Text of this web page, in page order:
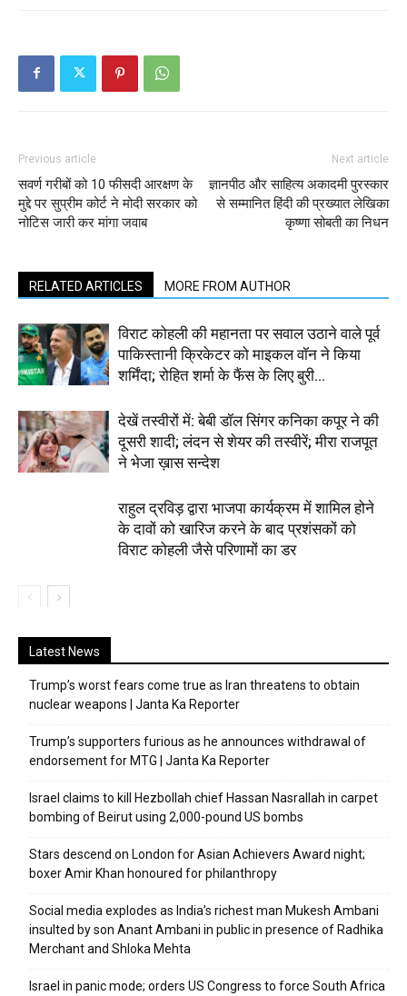
Previous article
सवर्ण गरीबों को 10 फीसदी आरक्षण के
मुद्दे पर सुप्रीम कोर्ट ने मोदी सरकार को
नोटिस जारी कर मांगा जवाब
Next article
ज्ञानपीठ और साहित्य अकादमी पुरस्कार
से सम्मानित हिंदी की प्रख्यात लेखिका
कृष्णा सोबती का निधन
RELATED ARTICLES MORE FROM AUTHOR
विराट कोहली की महानता पर सवाल उठाने वाले पूर्व
पाकिस्तानी क्रिकेटर को माइकल वॉन ने किया
शर्मिंदा; रोहित शर्मा के फैंस के लिए बुरी...
देखें तस्वीरों में: बेबी डॉल सिंगर कनिका कपूर ने की
दूसरी शादी; लंदन से शेयर की तस्वीरें; मीरा राजपूत
ने भेजा ख़ास सन्देश
राहुल द्रविड़ द्वारा भाजपा कार्यक्रम में शामिल होने
के दावों को खारिज करने के बाद प्रशंसकों को
विराट कोहली जैसे परिणामों का डर
Latest News
Trump’s worst fears come true as Iran threatens to obtain
nuclear weapons | Janta Ka Reporter
Trump’s supporters furious as he announces withdrawal of
endorsement for MTG | Janta Ka Reporter
Israel claims to kill Hezbollah chief Hassan Nasrallah in carpet
bombing of Beirut using 2,000-pound US bombs
Stars descend on London for Asian Achievers Award night;
boxer Amir Khan honoured for philanthropy
Social media explodes as India’s richest man Mukesh Ambani
insulted by son Anant Ambani in public in presence of Radhika
Merchant and Shloka Mehta
Israel in panic mode; orders US Congress to force South Africa